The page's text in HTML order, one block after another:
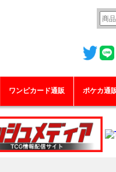
ワンピカード通販 ポケカ通